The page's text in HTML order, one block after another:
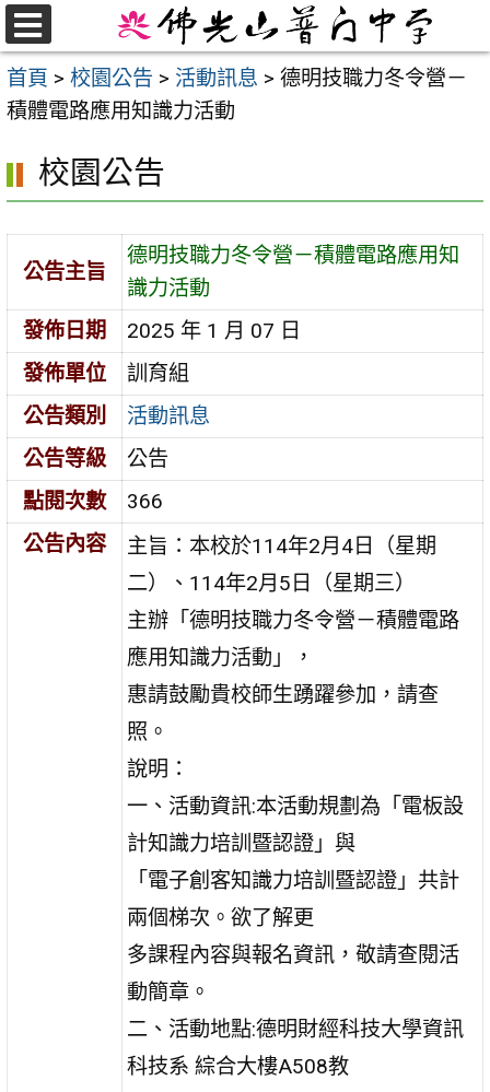
跳
至
主
要
首頁 > 校園公告 > 活動訊息 > 德明技職力冬令營－
積體電路應用知識力活動
校園公告
公告主旨
德明技職力冬令營－積體電路應用知
識力活動
發佈日期
2025 年 1 月 07 日
發佈單位
訓育組
公告類別
活動訊息
公告等級
公告
點閱次數
366
公告內容
主旨：本校於114年2月4日（星期
二）、114年2月5日（星期三）
主辦「德明技職力冬令營－積體電路
應用知識力活動」，
惠請鼓勵貴校師生踴躍參加，請查
照。
說明：
一、活動資訊:本活動規劃為「電板設
計知識力培訓暨認證」與
「電子創客知識力培訓暨認證」共計
兩個梯次。欲了解更
多課程內容與報名資訊，敬請查閱活
動簡章。
二、活動地點:德明財經科技大學資訊
科技系 綜合大樓A508教
選
單